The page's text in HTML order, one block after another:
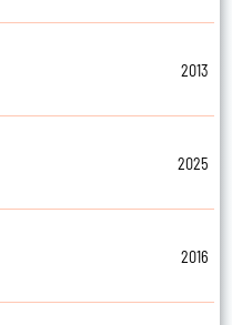
2013
2025
2016